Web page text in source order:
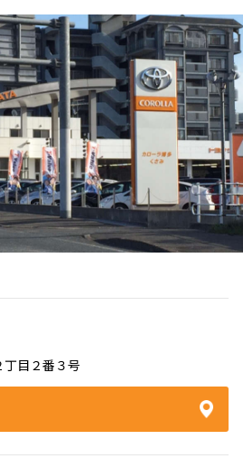
目２番３号